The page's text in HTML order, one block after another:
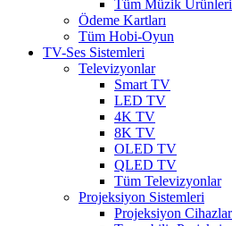
Tüm Müzik Ürünleri
Ödeme Kartları
Tüm Hobi-Oyun
TV-Ses Sistemleri
Televizyonlar
Smart TV
LED TV
4K TV
8K TV
OLED TV
QLED TV
Tüm Televizyonlar
Projeksiyon Sistemleri
Projeksiyon